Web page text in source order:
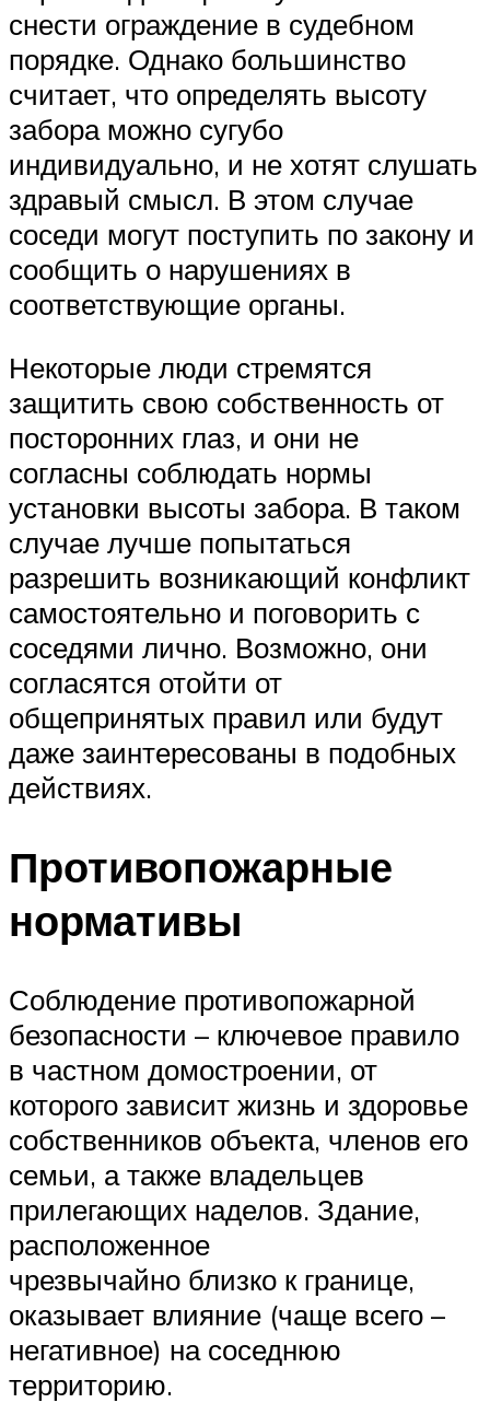
снести ограждение в судебном
порядке. Однако большинство
считает, что определять высоту
забора можно сугубо
индивидуально, и не хотят слушать
здравый смысл. В этом случае
соседи могут поступить по закону и
сообщить о нарушениях в
соответствующие органы.
Некоторые люди стремятся
защитить свою собственность от
посторонних глаз, и они не
согласны соблюдать нормы
установки высоты забора. В таком
случае лучше попытаться
разрешить возникающий конфликт
самостоятельно и поговорить с
соседями лично. Возможно, они
согласятся отойти от
общепринятых правил или будут
даже заинтересованы в подобных
действиях.
Противопожарные
нормативы
Соблюдение противопожарной
безопасности – ключевое правило
в частном домостроении, от
которого зависит жизнь и здоровье
собственников объекта, членов его
семьи, а также владельцев
прилегающих наделов. Здание,
расположенное
чрезвычайно близко к границе,
оказывает влияние (чаще всего –
негативное) на соседнюю
территорию.